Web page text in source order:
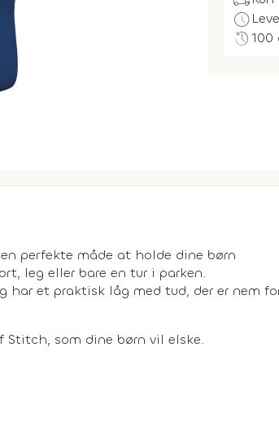
schedule
history100
perfekte måde at holde dine børn
leg eller bare en tur i parken.
har et praktisk låg med tud, der er nem
Stitch, som dine børn vil elske.